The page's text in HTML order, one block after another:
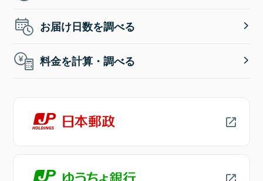
お届け日数を調べる
料金を計算・調べる